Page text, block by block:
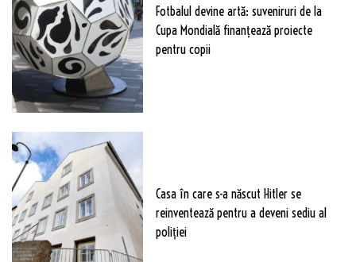
Fotbalul devine artă: suveniruri de la
Cupa Mondială finanțează proiecte
pentru copii
Casa în care s-a născut Hitler se
reinventează pentru a deveni sediu al
poliției